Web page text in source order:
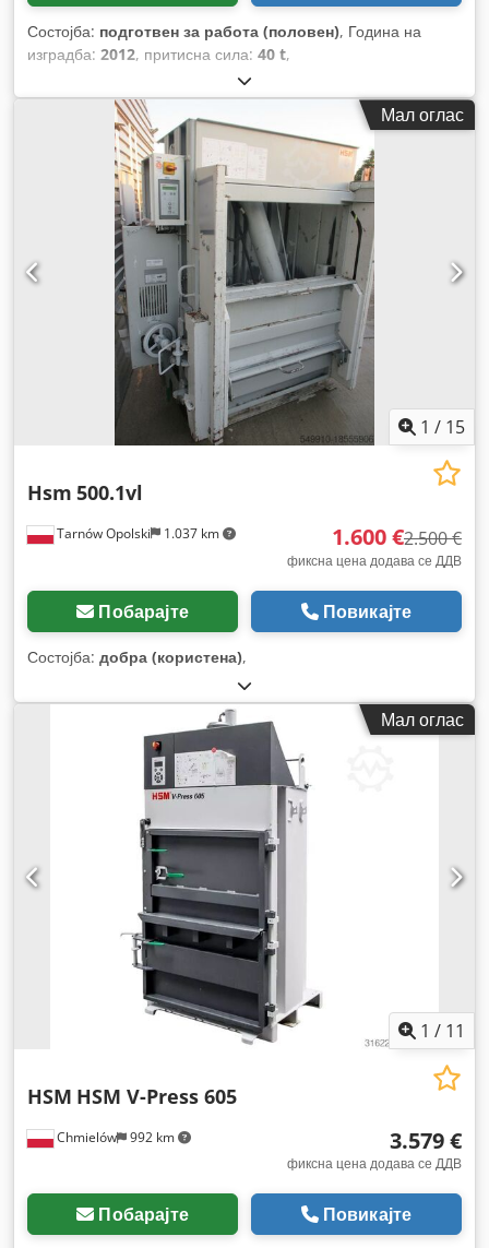
Состојба: подготвен за работа (половен), Година на
изградба: 2012, притисна сила: 40 t,
Мал оглас
1 / 15
Tarnów Opolski 1.037 km
Hsm 500.1vl
1.600 €2.500 €
фиксна цена додава се ДДВ
Побарајте Повикајте
Состојба: добра (користена),
Мал оглас
1 / 11
Chmielów 992 km
HSM HSM V-Press 605
3.579 €
фиксна цена додава се ДДВ
Побарајте Повикајте